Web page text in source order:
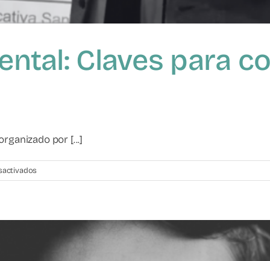
Claves para
por [...]
en
Violencia
Claves